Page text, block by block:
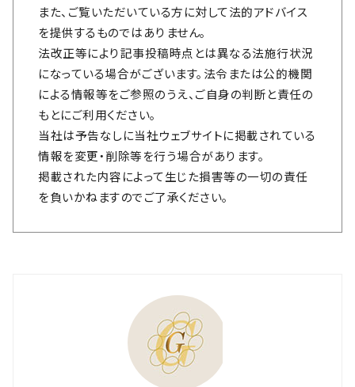
また、ご覧いただいている方に対して法的アドバイス
を提供するものではありません。
法改正等により記事投稿時点とは異なる法施行状況
になっている場合がございます。法令または公的機関
による情報等をご参照のうえ、ご自身の判断と責任の
もとにご利用ください。
当社は予告なしに当社ウェブサイトに掲載されている
情報を変更・削除等を行う場合があります。
掲載された内容によって生じた損害等の一切の責任
を負いかねますのでご了承ください。